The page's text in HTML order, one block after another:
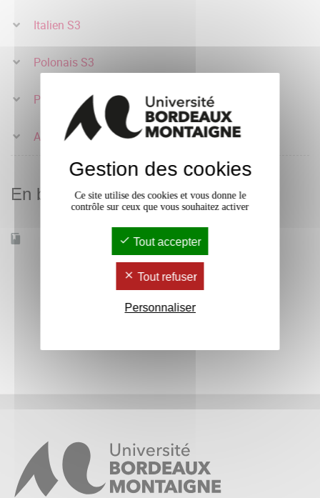
Italien S3
Polonais S3
Portugais S3
Arabe S3
En bref
Accessible à distance Non
Gestion des cookies
Ce site utilise des cookies et vous donne le
contrôle sur ceux que vous souhaitez activer
Tout accepter
Tout refuser
Personnaliser